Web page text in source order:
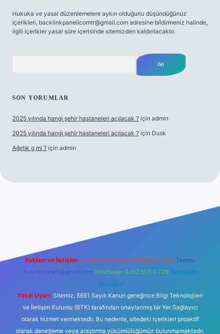
Hukuka ve yasal düzenlemelere aykırı olduğunu düşündüğünüz
içerikleri, backlinkpanelicomtr@gmail.com adresine bildirmeniz halinde,
ilgili içerikler yasal süre içerisinde sitemizden kaldırılacaktır.
SON YORUMLAR
2025 yılında hangi şehir hastaneleri açılacak ? için admin
2025 yılında hangi şehir hastaneleri açılacak ? için Dusk
Ağırlık g mi ? için admin
Reklam ve İletişim: E-mail: backlinkpaneli@gmail.com Teams:
forumhizmeti@gmail.com Whatsapp: 0262 606 0 726 Telegram:
@karabul
Yasal Uyarı: Sitemiz, 5651 Sayılı Kanun gereğince Bilgi Teknolojileri
ve İletişim Kurumu (BTK) tarafından onaylanmış bir Yer Sağlayıcı
olarak hizmet vermektedir. Bu nedenle, sitedeki içerikleri proaktif
olarak denetleme veya araştırma yükümlülüğümüz bulunmamaktadır.